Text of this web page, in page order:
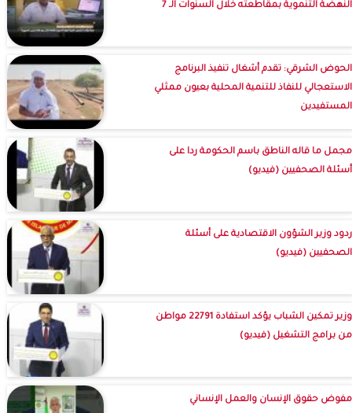
النهضة التنموية بمقاطعته خلال السنوات الـ 7
الحوض الشرقي: تقدم أشغال تنفيذ البرنامج
الاستعجالي للنفاذ للتنمية المحلية بعيون ممثلي
المستفيدين
مجمل ما قاله الناطق باسم الحكومة ردا على
أسئلة الصحفيين (فيديو)
ردود وزير الشؤون الاقتصادية على أسئلة
الصحفيين (فيديو)
وزير تمكين الشباب يؤكد استفادة 22791 مواطن
من برامج التشغيل (فيديو)
مفوض حقوق الإنسان والعمل الإنساني